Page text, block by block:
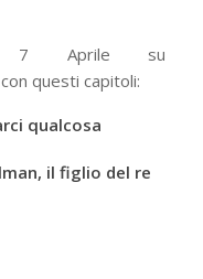
il 7 Aprile su
questi capitoli:
qualcosa
il figlio del re